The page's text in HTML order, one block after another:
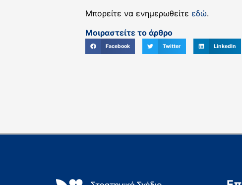
Μπορείτε να ενημερωθείτε εδώ.
Μοιραστείτε το άρθρο
Facebook Twitter LinkedIn